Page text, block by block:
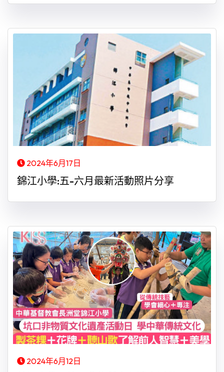
2024年6月17日
錦江小學:五-六月最新活動照片分享
2024年6月12日